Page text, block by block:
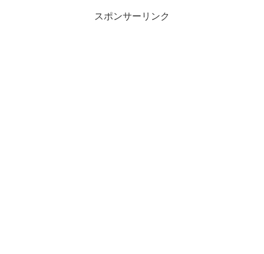
スポンサーリンク